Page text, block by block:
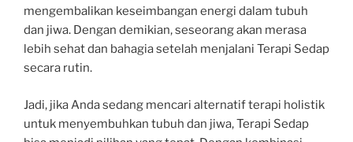
mengembalikan keseimbangan energi dalam tubuh
dan jiwa. Dengan demikian, seseorang akan merasa
lebih sehat dan bahagia setelah menjalani Terapi Sedap
secara rutin.
Jadi, jika Anda sedang mencari alternatif terapi holistik
untuk menyembuhkan tubuh dan jiwa, Terapi Sedap